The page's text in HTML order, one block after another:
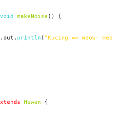
void makeNoise () {
.out. println ( "Kucing => meow- meow"
Hewan {